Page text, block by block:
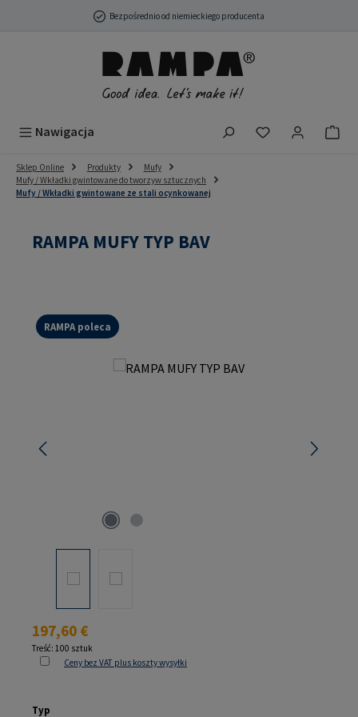
Przejdź do głównej zawartościBezpośrednio od niemieckiego producenta
Nawigacja Masz 0
Sklep Online Produkty
Mufy
Mufy / Wkładki gwintowane do tworzyw sztucznych
Mufy / Wkładki gwintowane ze stali ocynkowanej
RAMPA MUFY TYP BAV
RAMPA poleca
Pomiń galerię zdjęć
Cena regularna:
197,60 €
Treść: 100 sztuk
Ceny bez VAT plus koszty wysyłki
Wybierz
Typ